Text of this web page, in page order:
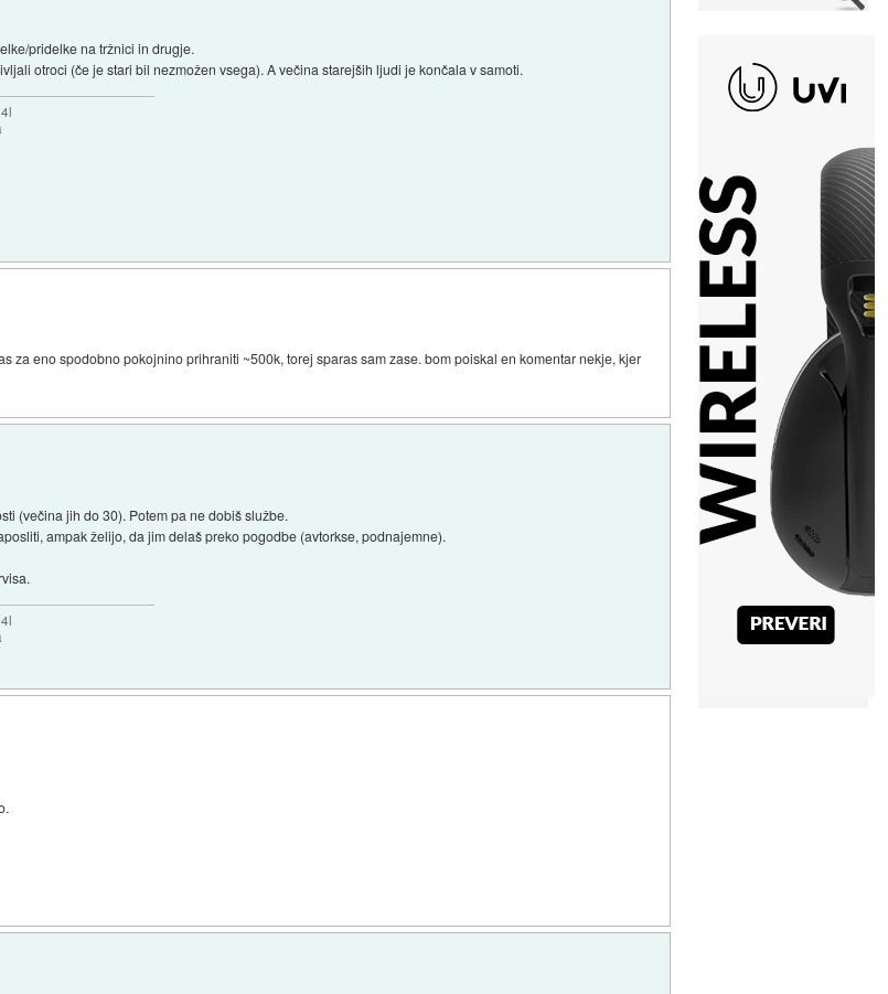
pridelke na tržnici in drugje.
otroci (če je stari bil nezmožen vsega). A večina starejših ljudi je končala v samoti.
za eno spodobno pokojnino prihraniti ~500k, torej sparas sam zase. bom poiskal en komentar nekje, kjer
(večina jih do 30). Potem pa ne dobiš službe.
ampak želijo, da jim delaš preko pogodbe (avtorkse, podnajemne).